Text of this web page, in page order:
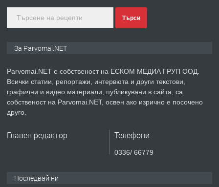
преди 1 година
ПРЕДЛАГА
Продавам апартамент - гр.
Търси
За Parvomai.NET
Parvomai.NET е собственост на ЕСКОМ МЕДИА ГРУП ООД.
Всички статии, репортажи, интервюта и други текстови,
графични и видео материали, публикувани в сайта, са
собственост на Parvomai.NET, освен ако изрично е посочено
друго.
Главен редактор Телефони
0336/ 66779
Последвай ни